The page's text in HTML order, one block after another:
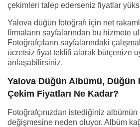
çekimleri talep ederseniz fiyatlar
Yalova düğün fotoğrafı için net
firmaların sayfalarından bu hizmete
Fotoğrafçıların sayfalarındaki
ücretsiz fiyat teklifi alarak bütçenize
anlaşabilirsiniz.
Yalova Düğün Albümü, Düğün
Çekim Fiyatları Ne Kadar?
Fotoğrafçınızdan istediğiniz
değişmesine neden oluyor. Albüm